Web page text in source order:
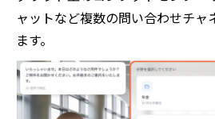
ャットなど複数の問い合わせチャ
ます。